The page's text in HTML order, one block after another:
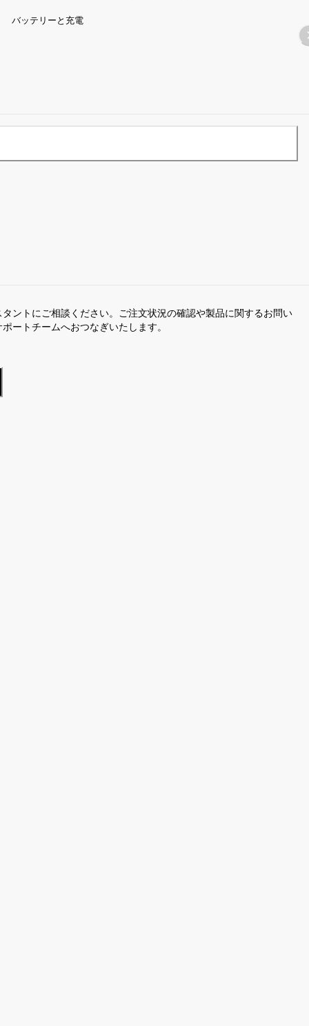
バッテリーと充電
ントにご相談ください。ご注文状況の確認や製品に関するお問い
ートチームへおつなぎいたします。